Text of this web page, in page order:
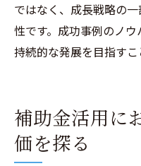
ではなく、成長戦略の
性です。成功事例のノウ
持続的な発展を目指すこ
補助金活用に
価を探る